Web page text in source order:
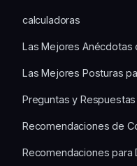
calculadoras
Las Mejores Anécdotas
Las Mejores Posturas
Preguntas y Respuestas
Recomendaciones de
Recomendaciones para